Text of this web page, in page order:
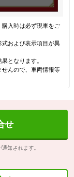
入時は必ず現車をご
および表示項目が異
となります。
んので、車両情報等
せ
知されます。